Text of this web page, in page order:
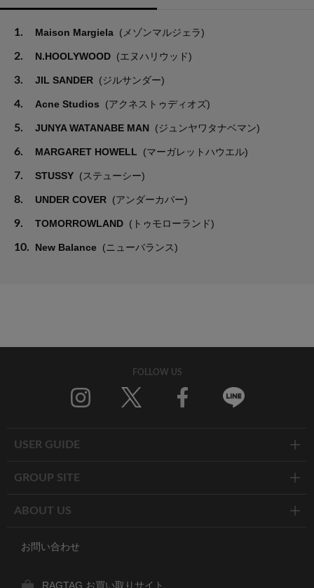
1. Maison Margiela (メゾンマルジェラ)
2. N.HOOLYWOOD (エヌハリウッド)
3. JIL SANDER (ジルサンダー)
4. Acne Studios (アクネストゥディオズ)
5. JUNYA WATANABE MAN (ジュンヤワタナベマン)
6. MARGARET HOWELL (マーガレットハウエル)
7. STUSSY (ステューシー)
8. UNDER COVER (アンダーカバー)
9. TOMORROWLAND (トゥモローランド)
10. New Balance (ニューバランス)
FOLLOW US
USER GUIDE
GROUP SITE
ABOUT US
お問い合わせ
RAGTAG お買い取りサイト